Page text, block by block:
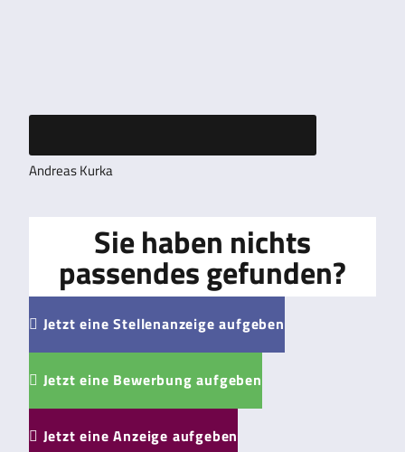
Andreas Kurka
Sie haben nichts
passendes gefunden?
 Jetzt eine Stellenanzeige aufgeben
 Jetzt eine Bewerbung aufgeben
 Jetzt eine Anzeige aufgeben